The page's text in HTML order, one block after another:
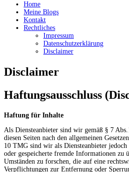
Home
Meine Blogs
Kontakt
Rechtliches
Impressum
Datenschutzerklärung
Disclaimer
Disclaimer
Haftungsausschluss
Haftung für Inhalte
Als Diensteanbieter sind wir gemäß § 7
diesen Seiten nach den allgemeinen
10 TMG sind wir als Diensteanbieter
oder gespeicherte fremde Informationen zu
Umständen zu forschen, die auf eine
Verpflichtungen zur Entfernung oder